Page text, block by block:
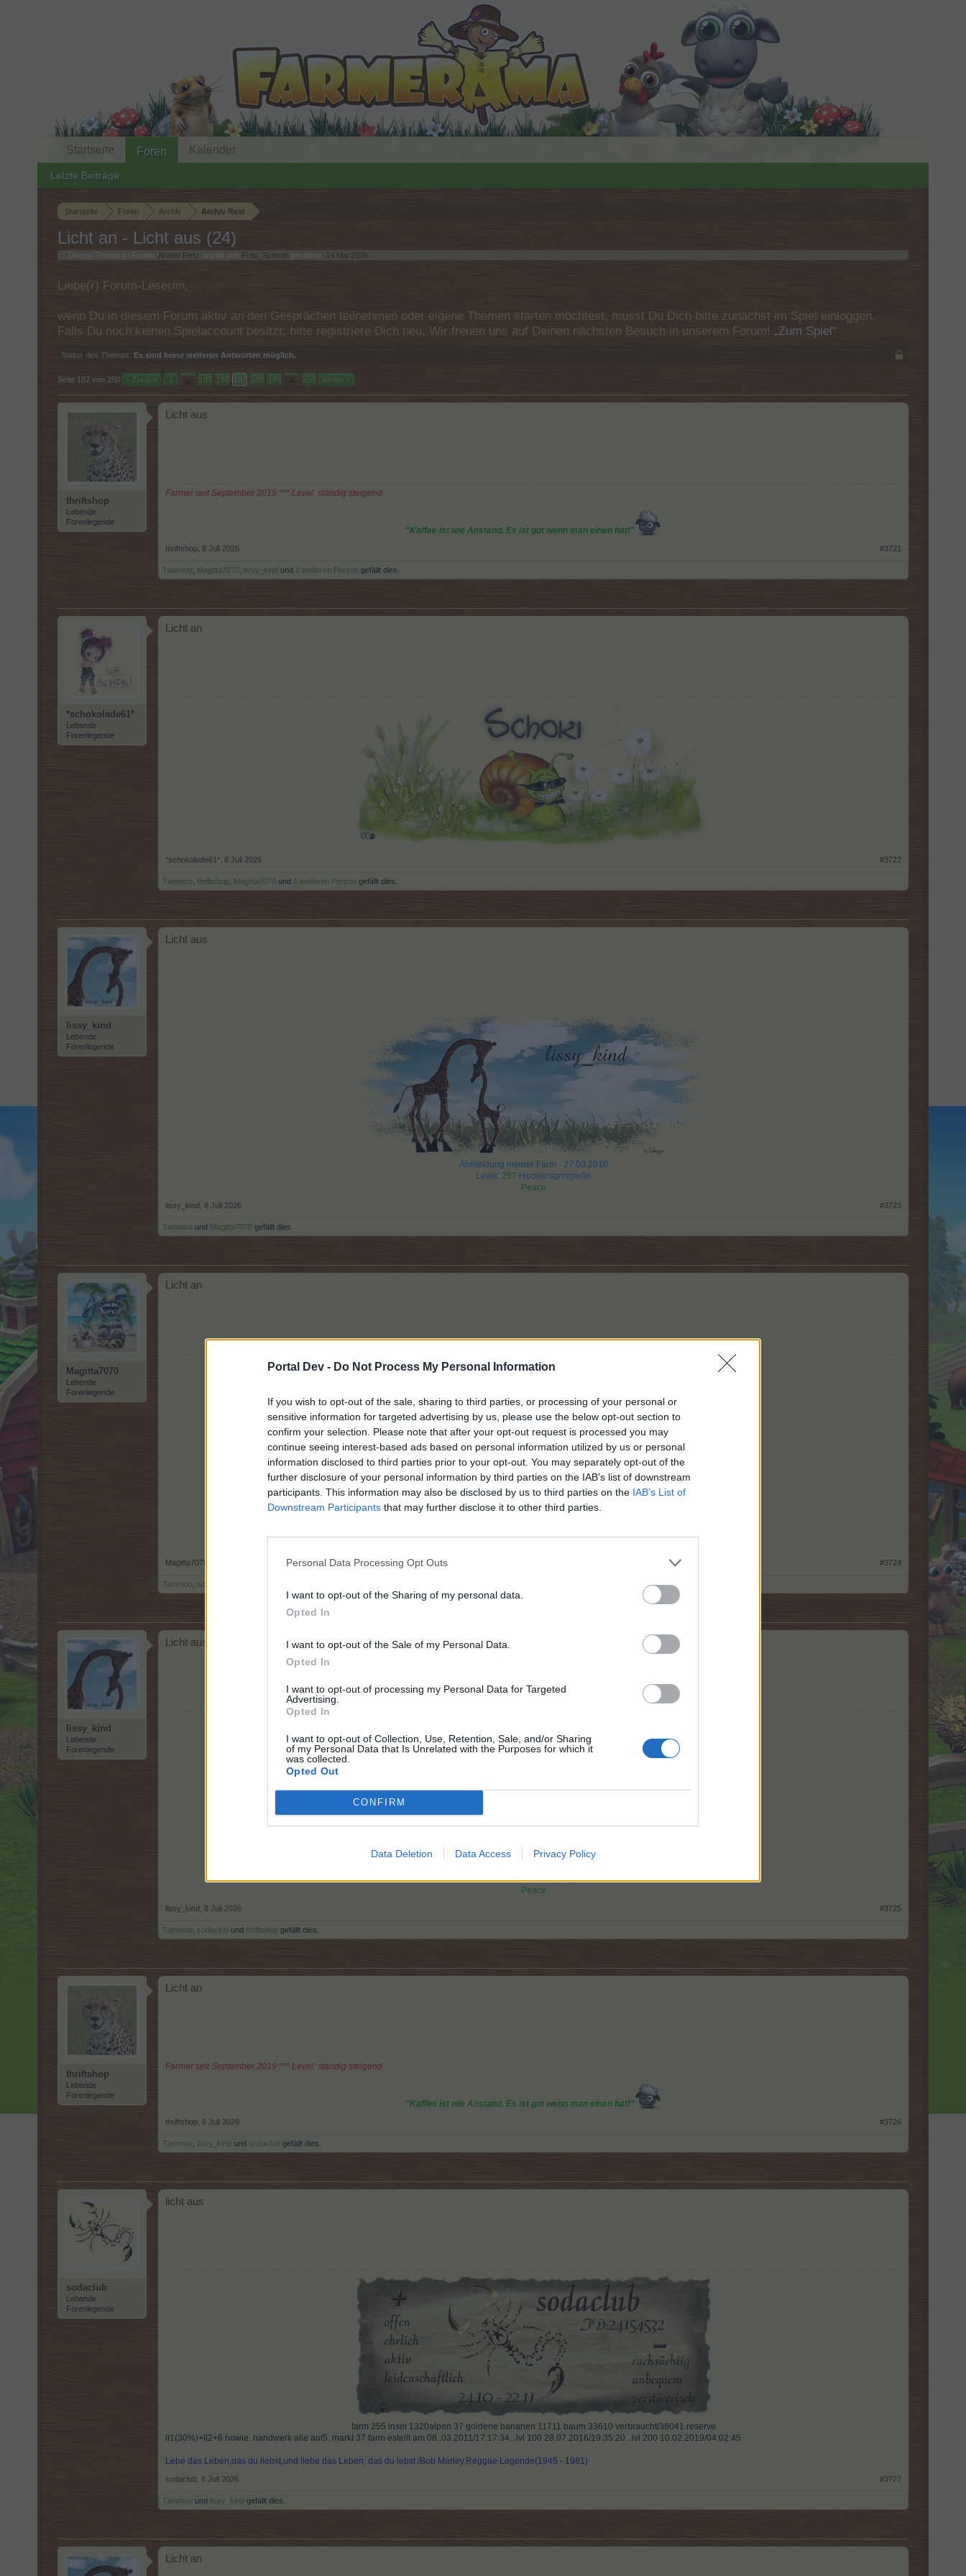
Portal Dev - Do Not Process My Personal Information
If you wish to opt-out of the sale, sharing to third parties, or processing of your personal or
sensitive information for targeted advertising by us, please use the below opt-out section to
confirm your selection. Please note that after your opt-out request is processed you may
continue seeing interest-based ads based on personal information utilized by us or personal
information disclosed to third parties prior to your opt-out. You may separately opt-out of the
further disclosure of your personal information by third parties on the IAB’s list of downstream
participants. This information may also be disclosed by us to third parties on the IAB’s List of
Downstream Participants that may further disclose it to other third parties.
Personal Data Processing Opt Outs
I want to opt-out of the Sharing of my personal data.
Opted In
I want to opt-out of the Sale of my Personal Data.
Opted In
I want to opt-out of processing my Personal Data for Targeted
Advertising.
Opted In
I want to opt-out of Collection, Use, Retention, Sale, and/or Sharing
of my Personal Data that Is Unrelated with the Purposes for which it
was collected.
Opted Out
CONFIRM
Data Deletion Data Access Privacy Policy
Startseite Foren Archiv Archiv Rest
Licht an - Licht aus (24)
Dieses Thema im Forum ' Archiv Rest ' wurde von Frau_Schmitt gestartet, 14 Mai 2026
Liebe(r) Forum-Leser/in,
wenn Du in diesem Forum aktiv an den Gesprächen teilnehmen oder eigene Themen starten möchtest, musst Du Dich bitte zunächst im Spiel einloggen.
Falls Du noch keinen Spielaccount besitzt, bitte registriere Dich neu. Wir freuen uns auf Deinen nächsten Besuch in unserem Forum! „Zum Spiel“
Status des Themas: Es sind keine weiteren Antworten möglich.
Seite 187 von 250 < Zurück 1 ← 185 186 187 188 189 → 250 Weiter >
thriftshop
Lebende
Forenlegende
Licht aus
Farmer seit September 2019 *** Level: ständig steigend
"Kaffee ist wie Anstand. Es ist gut wenn man einen hat!"
thriftshop 8 Juli 2026 #3721
Tammoo Magitta7070 lissy_kind und 1 weiteren Person gefällt dies.
*schokolade61*
Lebende
Forenlegende
Licht an
*schokolade61* 8 Juli 2026 #3722
Tammoo thriftshop Magitta7070 und 1 weiteren Person gefällt dies.
lissy_kind
Lebende
Forenlegende
Licht aus
Anmeldung meiner Farm - 27.03.2010
Level: 257 Heckenspringer/in
Peace
lissy_kind 8 Juli 2026 #3723
Tammoo und Magitta7070 gefällt dies.
Magitta7070
Lebende
Forenlegende
Licht an
Magitta7070 #3724
Tammoo sodaclub
lissy_kind
Lebende
Forenlegende
Licht aus
Level:257Heckenspringer/in
Peace
lissy_kind 8 Juli 2026 #3725
Tammoo sodaclub und thriftshop gefällt dies.
thriftshop
Lebende
Forenlegende
Licht an
Farmer seit September 2019 *** Level: ständig steigend
"Kaffee ist wie Anstand. Es ist gut wenn man einen hat!"
thriftshop 8 Juli 2026 #3726
Tammoo lissy_kind und sodaclub gefällt dies.
sodaclub
Lebende
Forenlegende
licht aus
farm 255 insel 1320alpen 37 goldene bananen 11711 baum 33610 verbraucht/38041 reserve​
ll1(30%)+ll2+6 howie. handwerk alle auf5. markt 37 farm estellt am 08..03.2011/17:17:34...lvl 100 28.07.2016/19:35:20...lvl 200 10.02.2019/04:02:45
Lebe das Leben,das du liebst,und liebe das Leben, das du lebst /Bob Marley,Reggae Legende(1945 - 1981)
sodaclub 8 Juli 2026 #3727
Tammoo und lissy_kind gefällt dies.
Licht an
Startseite Foren
Letzte Beiträge
Kalender